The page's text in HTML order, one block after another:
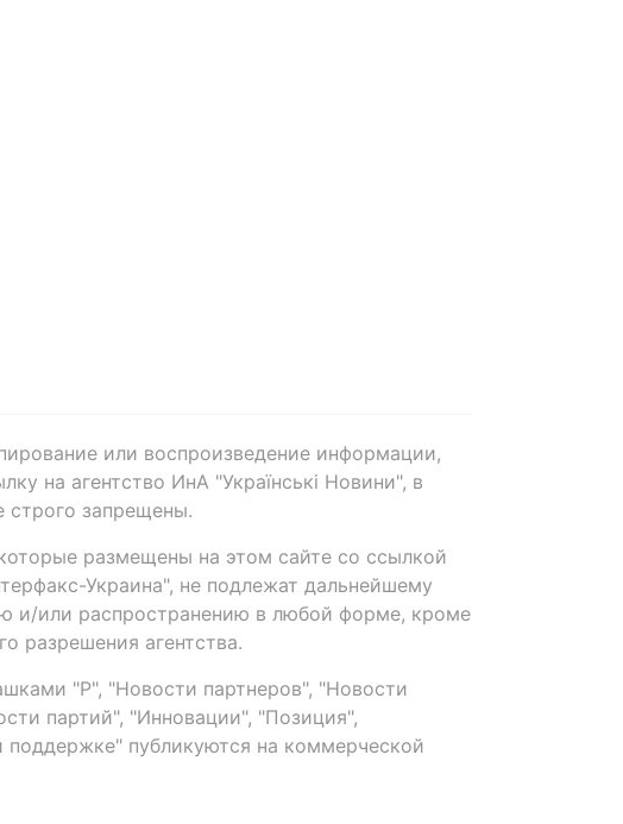
или воспроизведение информации,
на агентство ИнА "Українські Новини", в
строго запрещены.
размещены на этом сайте со ссылкой
Украина", не подлежат дальнейшему
и/или распространению в любой форме, кроме
разрешения агентства.
"Р", "Новости партнеров", "Новости
партий", "Инновации", "Позиция",
поддержке" публикуются на коммерческой